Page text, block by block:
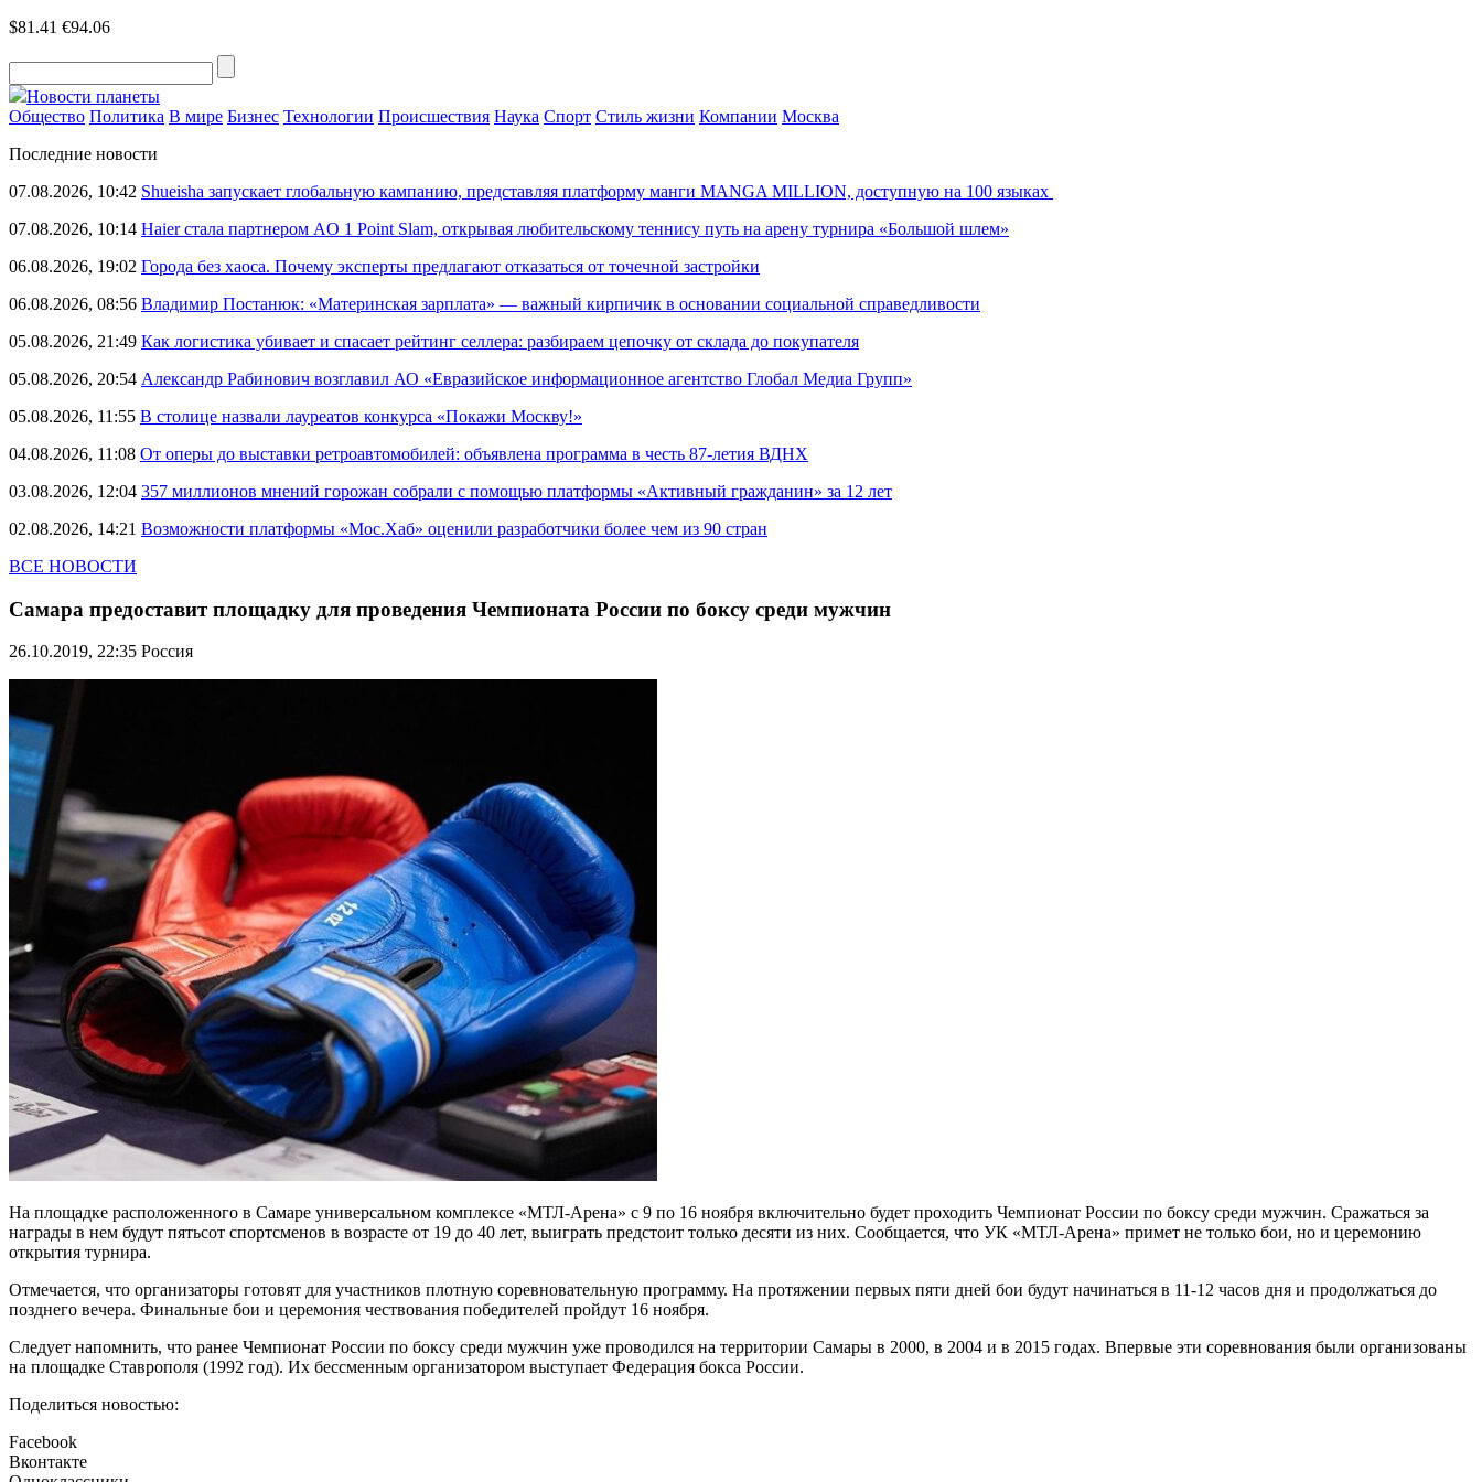
$81.41 €94.06
Новости планеты
Общество Политика В мире Бизнес Технологии Происшествия Наука Спорт Стиль жизни Компании Москва
Последние новости
07.08.2026, 10:42 Shueisha запускает глобальную кампанию, представляя платформу манги MANGA MILLION, доступную на 100 языках
07.08.2026, 10:14 Haier стала партнером AO 1 Point Slam, открывая любительскому теннису путь на арену турнира «Большой шлем»
06.08.2026, 19:02 Города без хаоса. Почему эксперты предлагают отказаться от точечной застройки
06.08.2026, 08:56 Владимир Постанюк: «Материнская зарплата» — важный кирпичик в основании социальной справедливости
05.08.2026, 21:49 Как логистика убивает и спасает рейтинг селлера: разбираем цепочку от склада до покупателя
05.08.2026, 20:54 Александр Рабинович возглавил АО «Евразийское информационное агентство Глобал Медиа Групп»
05.08.2026, 11:55 В столице назвали лауреатов конкурса «Покажи Москву!»
04.08.2026, 11:08 От оперы до выставки ретроавтомобилей: объявлена программа в честь 87-летия ВДНХ
03.08.2026, 12:04 357 миллионов мнений горожан собрали с помощью платформы «Активный гражданин» за 12 лет
02.08.2026, 14:21 Возможности платформы «Мос.Хаб» оценили разработчики более чем из 90 стран
ВСЕ НОВОСТИ
Самара предоставит площадку для проведения Чемпионата России по боксу среди мужчин
26.10.2019, 22:35 Россия
На площадке расположенного в Самаре универсальном комплексе «МТЛ-Арена» с 9 по 16 ноября включительно будет проходить Чемпионат России по боксу среди мужчин. Сражаться за
награды в нем будут пятьсот спортсменов в возрасте от 19 до 40 лет, выиграть предстоит только десяти из них. Сообщается, что УК «МТЛ-Арена» примет не только бои, но и церемонию
открытия турнира.
Отмечается, что организаторы готовят для участников плотную соревновательную программу. На протяжении первых пяти дней бои будут начинаться в 11-12 часов дня и продолжаться до
позднего вечера. Финальные бои и церемония чествования победителей пройдут 16 ноября.
Следует напомнить, что ранее Чемпионат России по боксу среди мужчин уже проводился на территории Самары в 2000, в 2004 и в 2015 годах. Впервые эти соревнования были организованы
на площадке Ставрополя (1992 год). Их бессменным организатором выступает Федерация бокса России.
Поделиться новостью:
Facebook
Вконтакте